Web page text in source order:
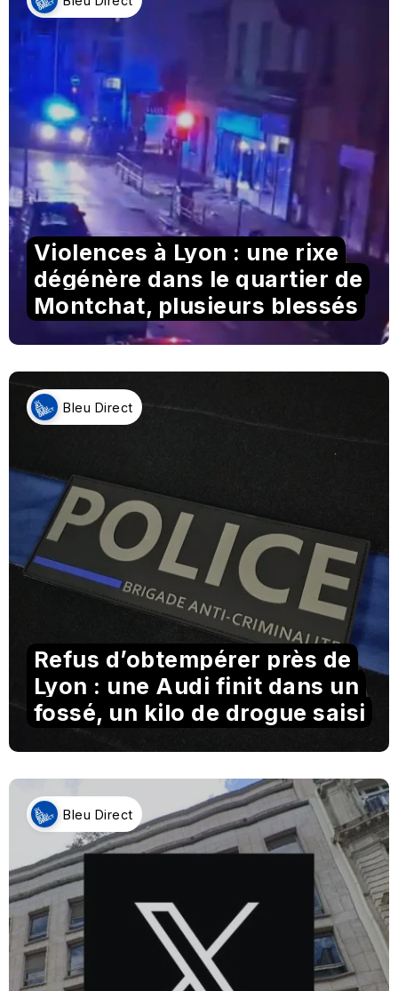
Violences à Lyon : une rixe
dégénère dans le quartier de
Montchat, plusieurs blessés
Bleu Direct
Refus d’obtempérer près de
Lyon : une Audi finit dans un
fossé, un kilo de drogue saisi
Bleu Direct